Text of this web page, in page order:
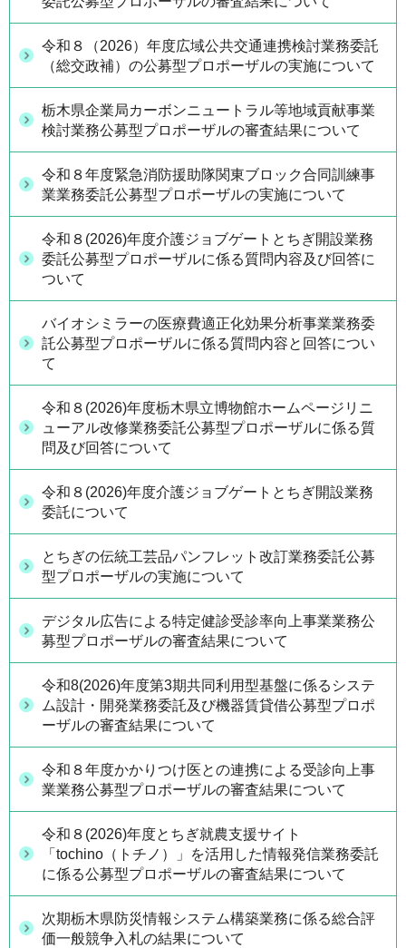
令和８（2026）年度広域公共交通連携検討業務委託
（総交政補）の公募型プロポーザルの実施について
栃木県企業局カーボンニュートラル等地域貢献事業
検討業務公募型プロポーザルの審査結果について
令和８年度緊急消防援助隊関東ブロック合同訓練事
業業務委託公募型プロポーザルの実施について
令和８(2026)年度介護ジョブゲートとちぎ開設業務
委託公募型プロポーザルに係る質問内容及び回答に
ついて
バイオシミラーの医療費適正化効果分析事業業務委
託公募型プロポーザルに係る質問内容と回答につい
て
令和８(2026)年度栃木県立博物館ホームページリニ
ューアル改修業務委託公募型プロポーザルに係る質
問及び回答について
令和８(2026)年度介護ジョブゲートとちぎ開設業務
委託について
とちぎの伝統工芸品パンフレット改訂業務委託公募
型プロポーザルの実施について
デジタル広告による特定健診受診率向上事業業務公
募型プロポーザルの審査結果について
令和8(2026)年度第3期共同利用型基盤に係るシステ
ム設計・開発業務委託及び機器賃貸借公募型プロポ
ーザルの審査結果について
令和８年度かかりつけ医との連携による受診向上事
業業務公募型プロポーザルの審査結果について
令和８(2026)年度とちぎ就農支援サイト
「tochino（トチノ）」を活用した情報発信業務委託
に係る公募型プロポーザルの審査結果について
次期栃木県防災情報システム構築業務に係る総合評
価一般競争入札の結果について